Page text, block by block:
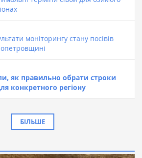
моніторингу стану посівів
як правильно обрати строки
конкретного регіону
БІЛЬШЕ